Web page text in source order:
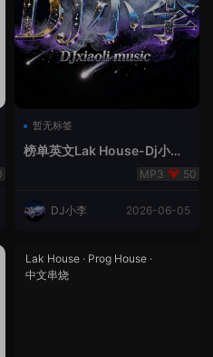
暂无标签
榜单英文Lak House-Dj小李
50
DJ小李 2026-06-05
Lak House · Prog House ·
中文串烧